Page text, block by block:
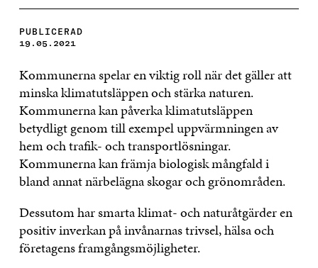
PUBLICERAD
19.05.2021
Kommunerna spelar en viktig roll när det gäller att
minska klimatutsläppen och stärka naturen.
Kommunerna kan påverka klimatutsläppen
betydligt genom till exempel uppvärmningen av
hem och trafik- och transportlösningar.
Kommunerna kan främja biologisk mångfald i
bland annat närbelägna skogar och grönområden.
Dessutom har smarta klimat- och naturåtgärder en
positiv inverkan på invånarnas trivsel, hälsa och
företagens framgångsmöjligheter.